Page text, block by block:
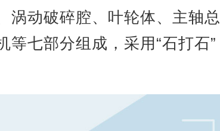
涡动破碎腔、叶轮体、主轴总
等七部分组成，采用“石打石”